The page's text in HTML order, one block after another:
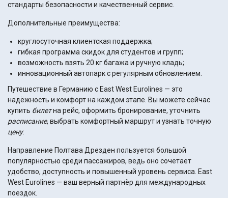
стандарты безопасности и качественный сервис.
Дополнительные преимущества:
круглосуточная клиентская поддержка;
гибкая программа скидок для студентов и групп;
возможность взять 20 кг багажа и ручную кладь;
инновационный автопарк с регулярным обновлением.
Путешествие в Германию с East West Eurolines — это
надёжность и комфорт на каждом этапе. Вы можете сейчас
купить билетна рейс, оформить бронирование, уточнить
расписание, выбрать комфортный маршрут и узнать точную
цену.
Направление Полтава Дрезден пользуется большой
популярностью среди пассажиров, ведь оно сочетает
удобство, доступность и повышенный уровень сервиса. East
West Eurolines — ваш верный партнёр для международных
поездок.